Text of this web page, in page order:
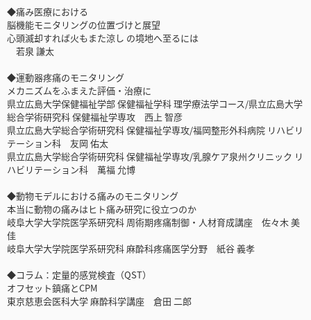
◆痛み医療における
脳機能モニタリングの位置づけと展望
心頭滅却すれば火もまた涼し の境地へ至るには
若泉 謙太
◆運動器疼痛のモニタリング
メカニズムをふまえた評価・治療に
県立広島大学保健福祉学部 保健福祉学科 理学療法学コース/県立広島大学
総合学術研究科 保健福祉学専攻 西上 智彦
県立広島大学総合学術研究科 保健福祉学専攻/福岡整形外科病院 リハビリ
テーション科 友岡 佑太
県立広島大学総合学術研究科 保健福祉学専攻/乳腺ケア泉州クリニック リ
ハビリテーション科 萬福 允博
◆動物モデルにおける痛みのモニタリング
本当に動物の痛みはヒト痛み研究に役立つのか
岐阜大学大学院医学系研究科 周術期疼痛制御・人材育成講座 佐々木 美
佳
岐阜大学大学院医学系研究科 麻酔科疼痛医学分野 紙谷 義孝
◆コラム：定量的感覚検査（QST）
オフセット鎮痛とCPM
東京慈恵会医科大学 麻酔科学講座 倉田 二郎